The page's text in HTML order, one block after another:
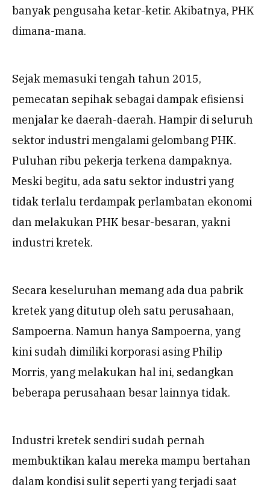
banyak pengusaha ketar-ketir. Akibatnya, PHK
dimana-mana.
Sejak memasuki tengah tahun 2015,
pemecatan sepihak sebagai dampak efisiensi
menjalar ke daerah-daerah. Hampir di seluruh
sektor industri mengalami gelombang PHK.
Puluhan ribu pekerja terkena dampaknya.
Meski begitu, ada satu sektor industri yang
tidak terlalu terdampak perlambatan ekonomi
dan melakukan PHK besar-besaran, yakni
industri kretek.
Secara keseluruhan memang ada dua pabrik
kretek yang ditutup oleh satu perusahaan,
Sampoerna. Namun hanya Sampoerna, yang
kini sudah dimiliki korporasi asing Philip
Morris, yang melakukan hal ini, sedangkan
beberapa perusahaan besar lainnya tidak.
Industri kretek sendiri sudah pernah
membuktikan kalau mereka mampu bertahan
dalam kondisi sulit seperti yang terjadi saat